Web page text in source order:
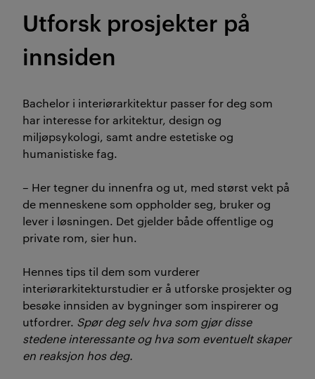
Utforsk prosjekter på
innsiden
Bachelor i interiørarkitektur passer for deg som
har interesse for arkitektur, design og
miljøpsykologi, samt andre estetiske og
humanistiske fag.
– Her tegner du innenfra og ut, med størst vekt på
de menneskene som oppholder seg, bruker og
lever i løsningen. Det gjelder både offentlige og
private rom, sier hun.
Hennes tips til dem som vurderer
interiørarkitekturstudier er å utforske prosjekter og
besøke innsiden av bygninger som inspirerer og
utfordrer. Spør deg selv hva som gjør disse
stedene interessante og hva som eventuelt skaper
en reaksjon hos deg.